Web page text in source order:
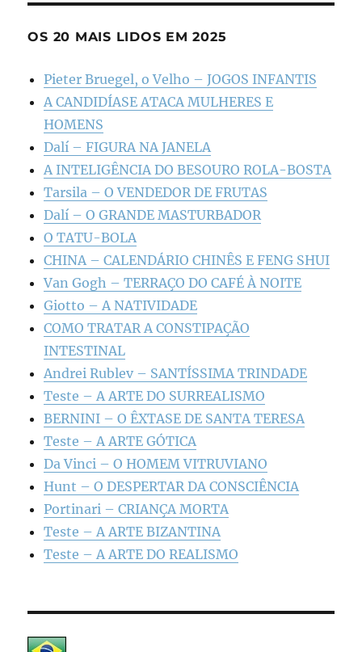
OS 20 MAIS LIDOS EM 2025
Pieter Bruegel, o Velho – JOGOS INFANTIS
A CANDIDÍASE ATACA MULHERES E
HOMENS
Dalí – FIGURA NA JANELA
A INTELIGÊNCIA DO BESOURO ROLA-BOSTA
Tarsila – O VENDEDOR DE FRUTAS
Dalí – O GRANDE MASTURBADOR
O TATU-BOLA
CHINA – CALENDÁRIO CHINÊS E FENG SHUI
Van Gogh – TERRAÇO DO CAFÉ À NOITE
Giotto – A NATIVIDADE
COMO TRATAR A CONSTIPAÇÃO
INTESTINAL
Andrei Rublev – SANTÍSSIMA TRINDADE
Teste – A ARTE DO SURREALISMO
BERNINI – O ÊXTASE DE SANTA TERESA
Teste – A ARTE GÓTICA
Da Vinci – O HOMEM VITRUVIANO
Hunt – O DESPERTAR DA CONSCIÊNCIA
Portinari – CRIANÇA MORTA
Teste – A ARTE BIZANTINA
Teste – A ARTE DO REALISMO